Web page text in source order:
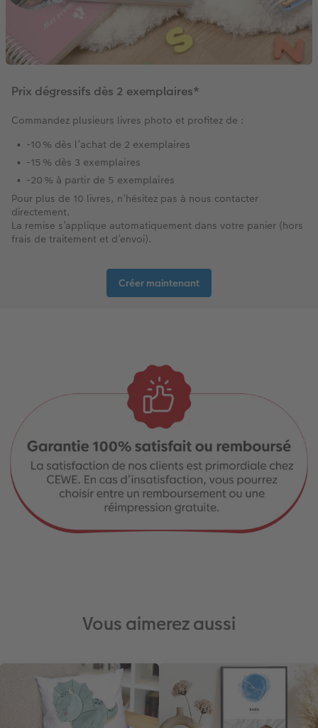
Prix dégressifs dès 2 exemplaires*
Commandez plusieurs livres photo et profitez de :​
-10 % dès l’achat de 2 exemplaires​
-15 % dès 3 exemplaires​
-20 % à partir de 5 exemplaires​
Pour plus de 10 livres, n’hésitez pas à nous contacter
directement.​
La remise s’applique automatiquement dans votre panier (hors
frais de traitement et d’envoi).
Créer maintenant
Vous aimerez aussi